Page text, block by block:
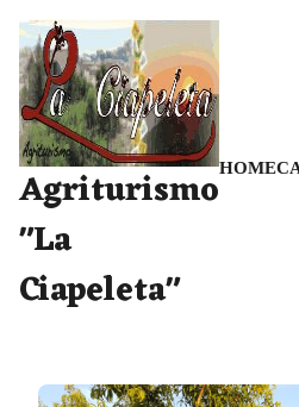
Agriturismo
"La
Ciapeleta"
HOME